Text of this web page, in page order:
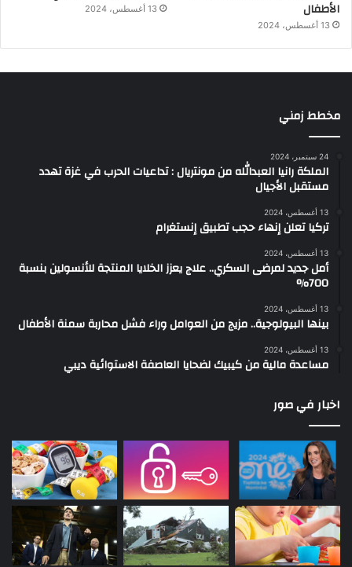
الأطفال
13 أغسطس، 2024
13 أغسطس، 2024
مخطط زمني
24 سبتمبر، 2024
الملكة رانيا العبدالله من مونتريال : تداعيات الحرب في غزة تهدد
مستقبل الأجيال
13 أغسطس، 2024
تركيا تعلن إنهاء حجب تطبيق إنستغرام
13 أغسطس، 2024
أمل جديد لمرضى السكري.. علاج يعزز الخلايا المنتجة للأنسولين بنسبة
700%
13 أغسطس، 2024
بينها البيولوجية.. مزيج من العوامل وراء فشل محاربة سمنة الأطفال
13 أغسطس، 2024
مساعدة مالية من كيبيك لضحايا العاصفة الاستوائية ديبي
اخبار في صور